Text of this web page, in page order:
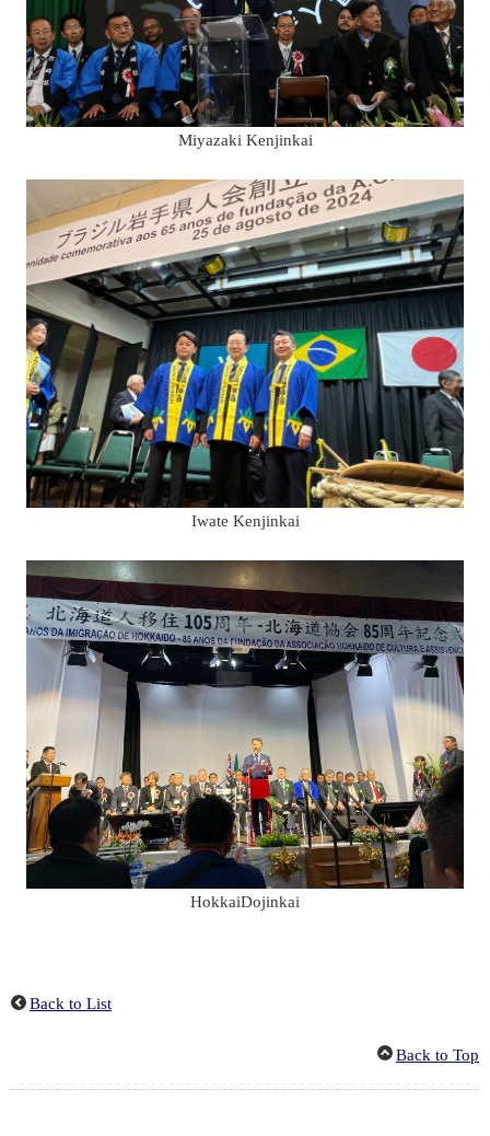
Miyazaki Kenjinkai
Iwate Kenjinkai
HokkaiDojinkai
Back to List
Back to Top